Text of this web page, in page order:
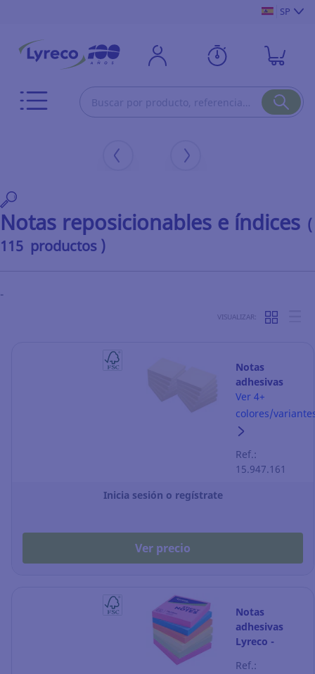
SP
Notas reposicionables e índices (
115 productos )
-
VISUALIZAR:
Notas
adhesivas
Lyreco - 75 x
75 mm -
amarillo - 12
blocks
Ver 4+
colores/
Ref.:
15.947.161
Inicia sesión o regístrate
Ver precio
Notas
adhesivas
Lyreco -
colores
Ref.: